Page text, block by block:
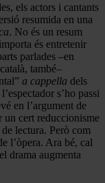
els actors i cantants
resumida en una
. No és un resum
és entretenir
parlades –en
també–
a cappella dels
s’ho passi
en l’argument de
un cert reduccionisme
lectura. Però com
l’òpera. Ara bé, cal
drama augmenta